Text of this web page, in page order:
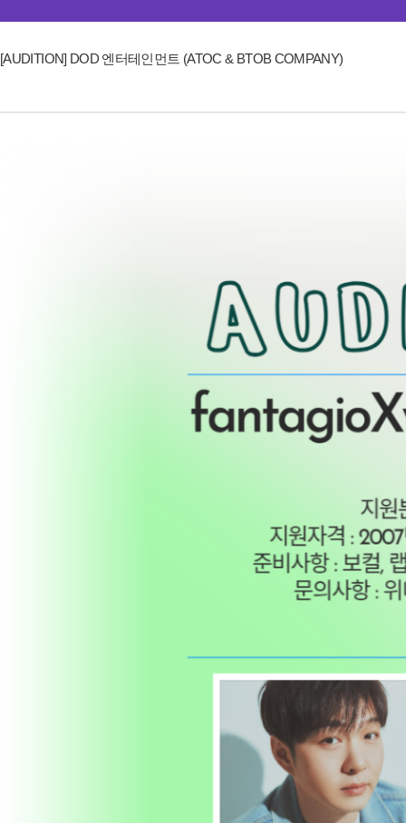
[AUDITION] DOD 엔터테인먼트 (ATOC & BTOB COMPANY)